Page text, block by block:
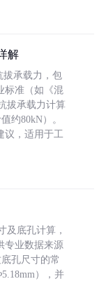
解
拔承载力，包
标准（如《混
拔承载力计算
约80kN）。
议，适用于工
及底孔计算，
专业数据来源
孔尺寸的常
），并